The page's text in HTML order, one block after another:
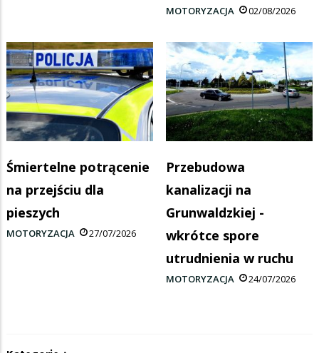
MOTORYZACJA 02/08/2026
Śmiertelne potrącenie
na przejściu dla
pieszych
MOTORYZACJA 27/07/2026
Przebudowa
kanalizacji na
Grunwaldzkiej -
wkrótce spore
utrudnienia w ruchu
MOTORYZACJA 24/07/2026